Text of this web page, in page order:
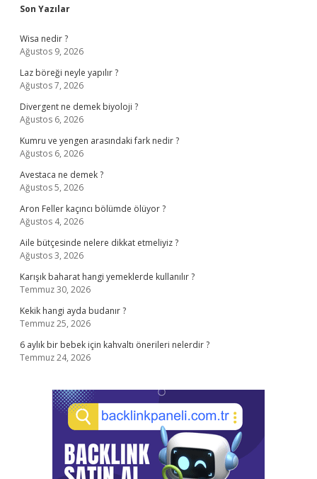
Sidebar
Son Yazılar
Wisa nedir ?
Ağustos 9, 2026
Laz böreği neyle yapılır ?
Ağustos 7, 2026
Divergent ne demek biyoloji ?
Ağustos 6, 2026
Kumru ve yengen arasındaki fark nedir ?
Ağustos 6, 2026
Avestaca ne demek ?
Ağustos 5, 2026
Aron Feller kaçıncı bölümde ölüyor ?
Ağustos 4, 2026
Aile bütçesinde nelere dikkat etmeliyiz ?
Ağustos 3, 2026
Karışık baharat hangi yemeklerde kullanılır ?
Temmuz 30, 2026
Kekik hangi ayda budanır ?
Temmuz 25, 2026
6 aylık bir bebek için kahvaltı önerileri nelerdir ?
Temmuz 24, 2026